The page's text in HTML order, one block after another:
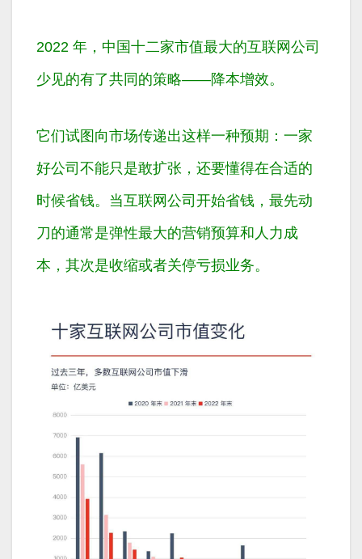
2022 年，中国十二家市值最大的互联网公司
少见的有了共同的策略——降本增效。
它们试图向市场传递出这样一种预期：一家
好公司不能只是敢扩张，还要懂得在合适的
时候省钱。当互联网公司开始省钱，最先动
刀的通常是弹性最大的营销预算和人力成
本，其次是收缩或者关停亏损业务。